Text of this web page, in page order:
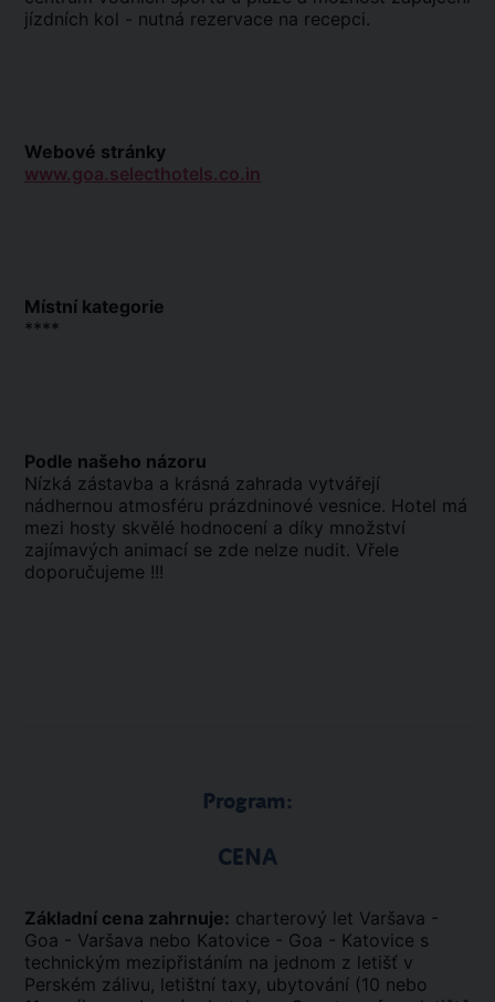
jízdních kol - nutná rezervace na recepci.
Webové stránky
www.goa.selecthotels.co.in
Místní kategorie
****
Podle našeho názoru
Nízká zástavba a krásná zahrada vytvářejí
nádhernou atmosféru prázdninové vesnice. Hotel má
mezi hosty skvělé hodnocení a díky množství
zajímavých animací se zde nelze nudit. Vřele
doporučujeme !!!
Program:
CENA
Základní cena zahrnuje: charterový let Varšava -
Goa - Varšava nebo Katovice - Goa - Katovice s
technickým mezipřistáním na jednom z letišť v
Perském zálivu, letištní taxy, ubytování (10 nebo